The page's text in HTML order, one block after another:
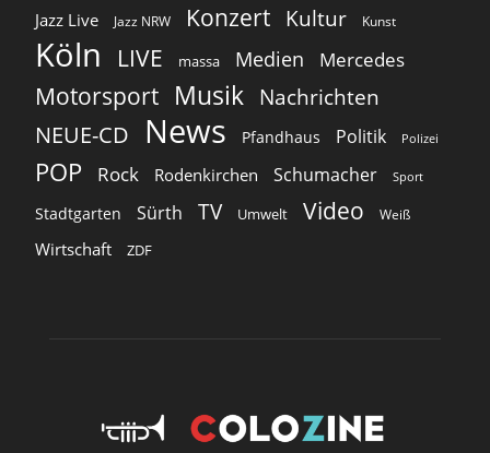
Jazz Live Jazz NRW Konzert Kultur Kunst
Köln LIVE massa Medien Mercedes
Motorsport Musik Nachrichten
NEUE-CD
News Pfandhaus Politik Polizei
POP Rock Rodenkirchen Schumacher Sport
Stadtgarten Sürth TV Umwelt Video Weiß
Wirtschaft ZDF